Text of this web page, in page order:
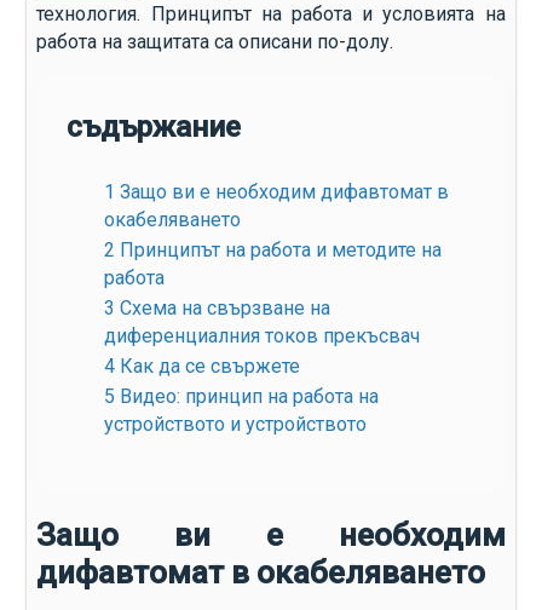
технология. Принципът на работа и условията на
работа на защитата са описани по-долу.
съдържание
1 Защо ви е необходим дифавтомат в
окабеляването
2 Принципът на работа и методите на
работа
3 Схема на свързване на
диференциалния токов прекъсвач
4 Как да се свържете
5 Видео: принцип на работа на
устройството и устройството
Защо ви е необходим
дифавтомат в окабеляването